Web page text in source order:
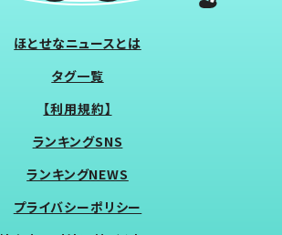
ほとせなニュースとは
タグ一覧
【利用規約】
ランキングSNS
ランキングNEWS
プライバシーポリシー